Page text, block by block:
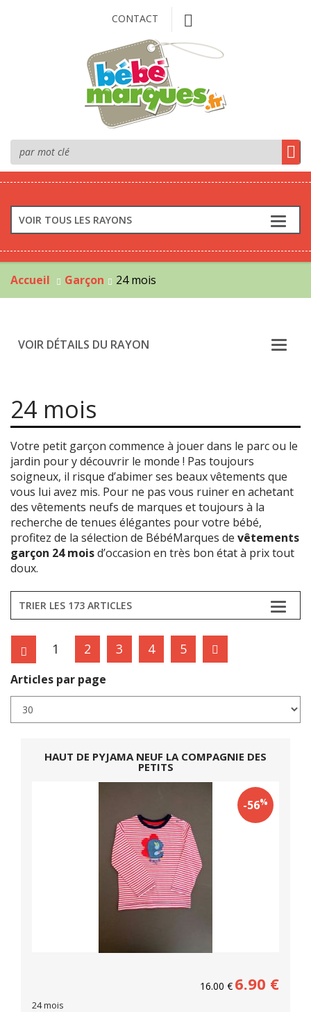
CONTACT
VOIR TOUS LES RAYONS
Accueil Garçon 24 mois
VOIR DÉTAILS DU RAYON
24 mois
Votre petit garçon commence à jouer dans le parc ou le
jardin pour y découvrir le monde ! Pas toujours
soigneux, il risque d’abimer ses beaux vêtements que
vous lui avez mis. Pour ne pas vous ruiner en achetant
des vêtements neufs de marques et toujours à la
recherche de tenues élégantes pour votre bébé,
profitez de la sélection de BébéMarques de vêtements
garçon 24 moisd’occasion en très bon état à prix tout
doux.
TRIER LES 173 ARTICLES
1 2 3 4 5
Articles par page
HAUT DE PYJAMA NEUF LA COMPAGNIE DES
PETITS
-56%
16.00 € 6.90 €
24 mois